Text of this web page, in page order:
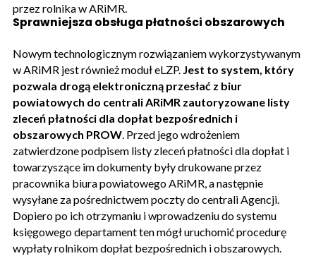
przez rolnika w ARiMR.
Sprawniejsza obsługa płatności obszarowych
Nowym technologicznym rozwiązaniem wykorzystywanym
w ARiMR jest również moduł eLZP. Jest to system, który
pozwala drogą elektroniczną przesłać z biur
powiatowych do centrali ARiMR zautoryzowane listy
zleceń płatności dla dopłat bezpośrednich i
obszarowych PROW . Przed jego wdrożeniem
zatwierdzone podpisem listy zleceń płatności dla dopłat i
towarzyszące im dokumenty były drukowane przez
pracownika biura powiatowego ARiMR, a następnie
wysyłane za pośrednictwem poczty do centrali Agencji.
Dopiero po ich otrzymaniu i wprowadzeniu do systemu
księgowego departament ten mógł uruchomić procedurę
wypłaty rolnikom dopłat bezpośrednich i obszarowych.